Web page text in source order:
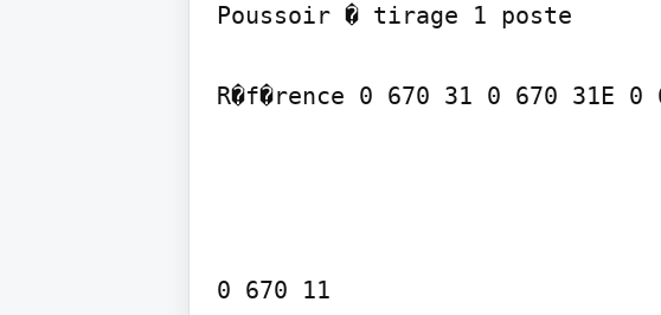
Poussoir � tirage 1 poste
R�f�rence 0 670 31 0 670 31E 0
0 670 11